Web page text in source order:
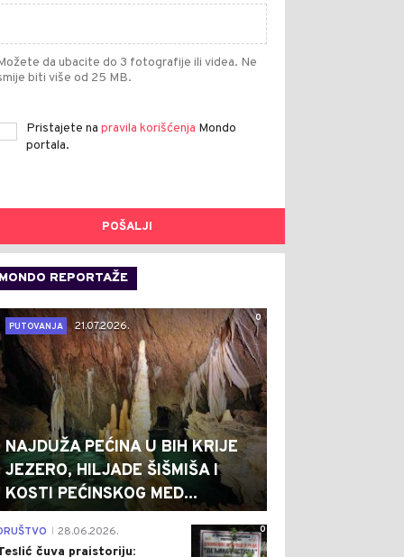
da ubacite do 3 fotografije ili videa. Ne
biti više od 25 MB.
Pristajete na pravila korišćenja Mondo
portala.
POŠALJI
MONDO REPORTAŽE
0
PUTOVANJA
21.07.2026.
NAJDUŽA PEĆINA U BIH KRIJE
JEZERO, HILJADE ŠIŠMIŠA I
KOSTI PEĆINSKOG MED...
0
28.06.2026.
čuva praistoriju: